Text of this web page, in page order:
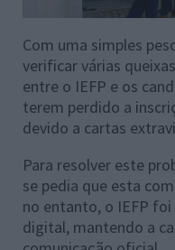
Com uma simples
verificar várias
entre o IEFP e os
terem perdido a
devido a cartas
Para resolver este
se pedia que esta
no entanto, o IEFP
digital, mantendo a